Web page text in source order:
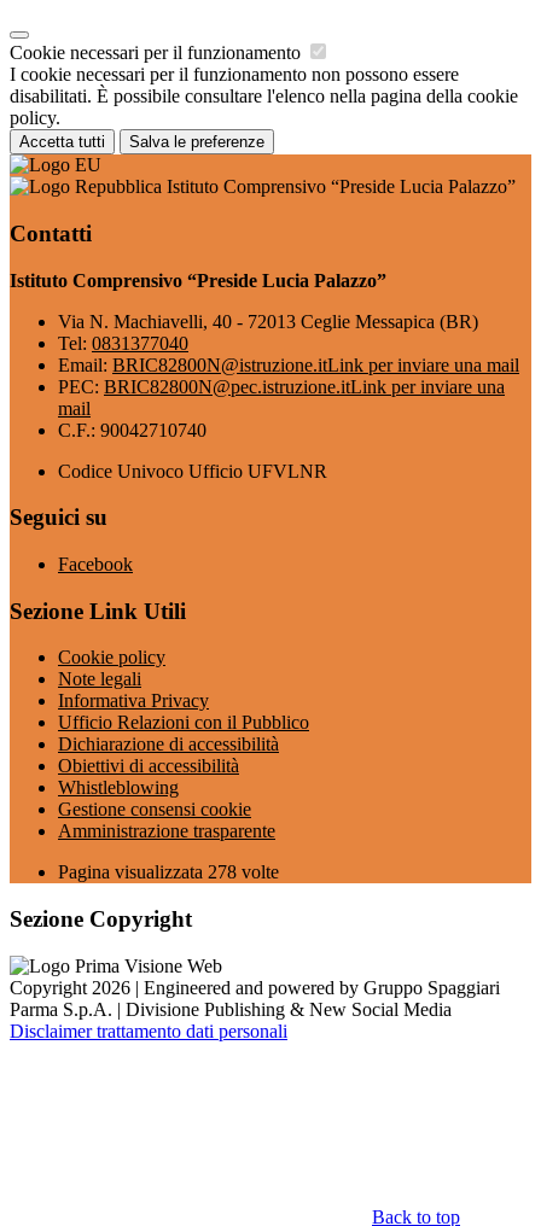
Cookie necessari per il funzionamento
I cookie necessari per il funzionamento non possono essere
disabilitati. È possibile consultare l'elenco nella pagina della cookie
policy.
Accetta tutti Salva le preferenze
Istituto Comprensivo “Preside Lucia Palazzo”
Contatti
Istituto Comprensivo “Preside Lucia Palazzo”
Via N. Machiavelli, 40 - 72013 Ceglie Messapica (BR)
Tel: 0831377040
Email: BRIC82800N@istruzione.itLink per inviare una mail
PEC: BRIC82800N@pec.istruzione.itLink per inviare una
mail
C.F.: 90042710740
Codice Univoco Ufficio UFVLNR
Seguici su
Facebook
Sezione Link Utili
Cookie policy
Note legali
Informativa Privacy
Ufficio Relazioni con il Pubblico
Dichiarazione di accessibilità
Obiettivi di accessibilità
Whistleblowing
Gestione consensi cookie
Amministrazione trasparente
Pagina visualizzata 278 volte
Sezione Copyright
Copyright 2026 | Engineered and powered by Gruppo Spaggiari
Parma S.p.A. | Divisione Publishing & New Social Media
Disclaimer trattamento dati personali
Back to top